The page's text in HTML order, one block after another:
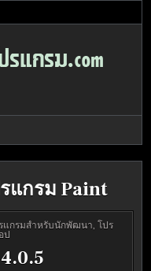
ฟรี
แกรม Paint
แกรมสำหรับนักพัฒนา โปร
ป